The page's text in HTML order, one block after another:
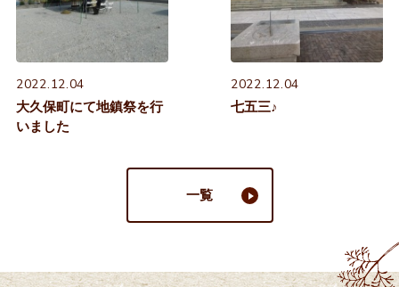
2022.12.04
大久保町にて地鎮祭を行
いました
2022.12.04
七五三♪
一覧